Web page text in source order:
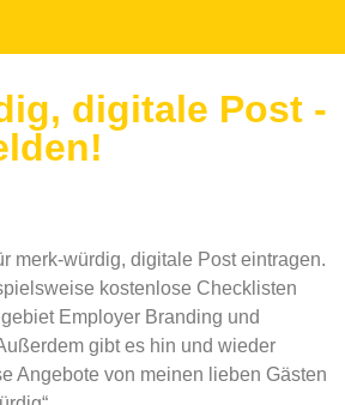
digitale Post -
merk-würdig, digitale Post eintragen.
kostenlose Checklisten
Employer Branding und
gibt es hin und wieder
Angebote von meinen lieben Gästen